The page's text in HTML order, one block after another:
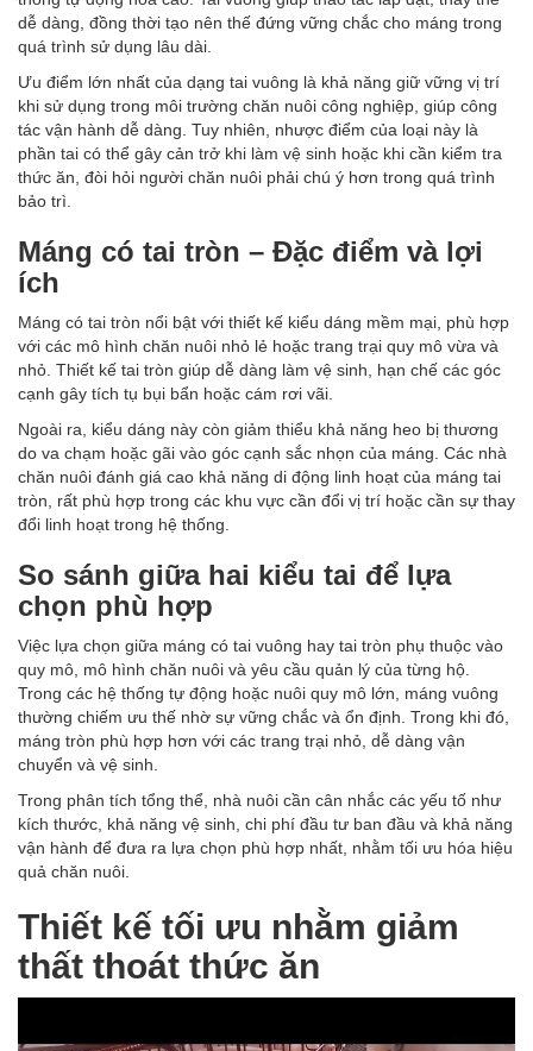
dễ dàng, đồng thời tạo nên thế đứng vững chắc cho máng trong
quá trình sử dụng lâu dài.
Ưu điểm lớn nhất của dạng tai vuông là khả năng giữ vững vị trí
khi sử dụng trong môi trường chăn nuôi công nghiệp, giúp công
tác vận hành dễ dàng. Tuy nhiên, nhược điểm của loại này là
phần tai có thể gây cản trở khi làm vệ sinh hoặc khi cần kiểm tra
thức ăn, đòi hỏi người chăn nuôi phải chú ý hơn trong quá trình
bảo trì.
Máng có tai tròn – Đặc điểm và lợi
ích
Máng có tai tròn nổi bật với thiết kế kiểu dáng mềm mại, phù hợp
với các mô hình chăn nuôi nhỏ lẻ hoặc trang trại quy mô vừa và
nhỏ. Thiết kế tai tròn giúp dễ dàng làm vệ sinh, hạn chế các góc
cạnh gây tích tụ bụi bẩn hoặc cám rơi vãi.
Ngoài ra, kiểu dáng này còn giảm thiểu khả năng heo bị thương
do va chạm hoặc gãi vào góc cạnh sắc nhọn của máng. Các nhà
chăn nuôi đánh giá cao khả năng di động linh hoạt của máng tai
tròn, rất phù hợp trong các khu vực cần đổi vị trí hoặc cần sự thay
đổi linh hoạt trong hệ thống.
So sánh giữa hai kiểu tai để lựa
chọn phù hợp
Việc lựa chọn giữa máng có tai vuông hay tai tròn phụ thuộc vào
quy mô, mô hình chăn nuôi và yêu cầu quản lý của từng hộ.
Trong các hệ thống tự động hoặc nuôi quy mô lớn, máng vuông
thường chiếm ưu thế nhờ sự vững chắc và ổn định. Trong khi đó,
máng tròn phù hợp hơn với các trang trại nhỏ, dễ dàng vận
chuyển và vệ sinh.
Trong phân tích tổng thể, nhà nuôi cần cân nhắc các yếu tố như
kích thước, khả năng vệ sinh, chi phí đầu tư ban đầu và khả năng
vận hành để đưa ra lựa chọn phù hợp nhất, nhằm tối ưu hóa hiệu
quả chăn nuôi.
Thiết kế tối ưu nhằm giảm
thất thoát thức ăn